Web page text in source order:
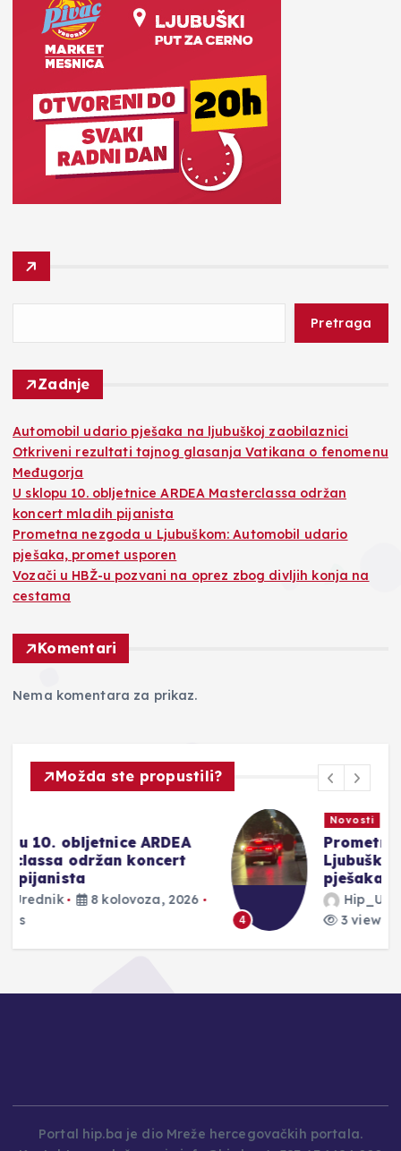
Pretraga
Zadnje
Automobil udario pješaka na ljubuškoj zaobilaznici
Otkriveni rezultati tajnog glasanja Vatikana o fenomenu
Međugorja
U sklopu 10. obljetnice ARDEA Masterclassa održan
koncert mladih pijanista
Prometna nezgoda u Ljubuškom: Automobil udario
pješaka, promet usporen
Vozači u HBŽ-u pozvani na oprez zbog divljih konja na
cestama
Komentari
Nema komentara za prikaz.
Možda ste propustili?
Prometna nezgoda u
Ljubuškom: Automobil udario
pješaka, promet usporen
Hip_Urednik
8 kolovoza, 2026
Portal hip.ba je dio Mreže hercegovačkih portala.